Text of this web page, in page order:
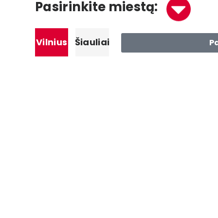
Pasirinkite miestą:
Vilnius Šiauliai